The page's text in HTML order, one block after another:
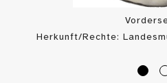
Herkunft/Rechte: